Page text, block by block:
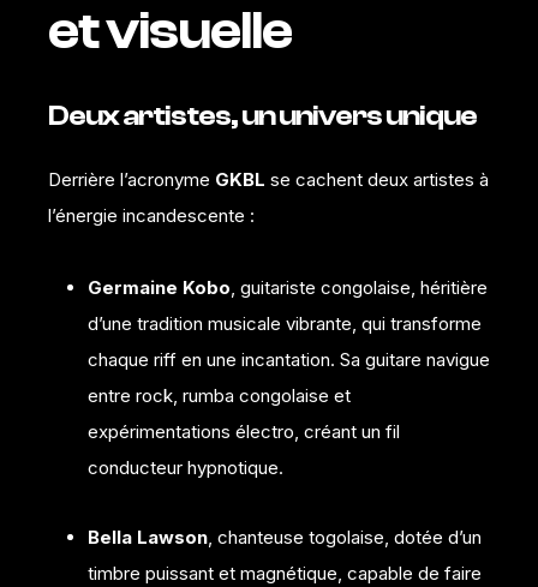
et visuelle
Deux artistes, un univers unique
Derrière l’acronyme GKBL se cachent deux artistes à
l’énergie incandescente :
Germaine Kobo, guitariste congolaise, héritière
d’une tradition musicale vibrante, qui transforme
chaque riff en une incantation. Sa guitare navigue
entre rock, rumba congolaise et
expérimentations électro, créant un fil
conducteur hypnotique.
Bella Lawson, chanteuse togolaise, dotée d’un
timbre puissant et magnétique, capable de faire